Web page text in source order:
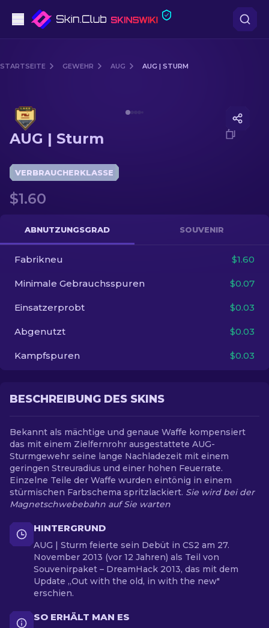
Scharfschützengewehr
Messer
Handschuh
Kisten
Andere
STARTSEITE GEWEHR AUG AUG | STURM
AUG | Sturm
VERBRAUCHERKLASSE
$1.60
ABNUTZUNGSGRAD SOUVENIR
Fabrikneu $1.60
Minimale Gebrauchsspuren $0.07
Einsatzerprobt $0.03
Abgenutzt $0.03
Kampfspuren $0.03
BESCHREIBUNG DES SKINS
Bekannt als mächtige und genaue Waffe kompensiert
das mit einem Zielfernrohr ausgestattete AUG-
Sturmgewehr seine lange Nachladezeit mit einem
geringen Streuradius und einer hohen Feuerrate.
Einzelne Teile der Waffe wurden eintönig in einem
stürmischen Farbschema spritzlackiert. Sie wird bei der
Magnetschwebebahn auf Sie warten
HINTERGRUND
AUG | Sturm feierte sein Debüt in CS2 am 27.
November 2013 (vor 12 Jahren) als Teil von
Souvenirpaket – DreamHack 2013, das mit dem
Update „Out with the old, in with the new"
erschien.
SO ERHÄLT MAN ES